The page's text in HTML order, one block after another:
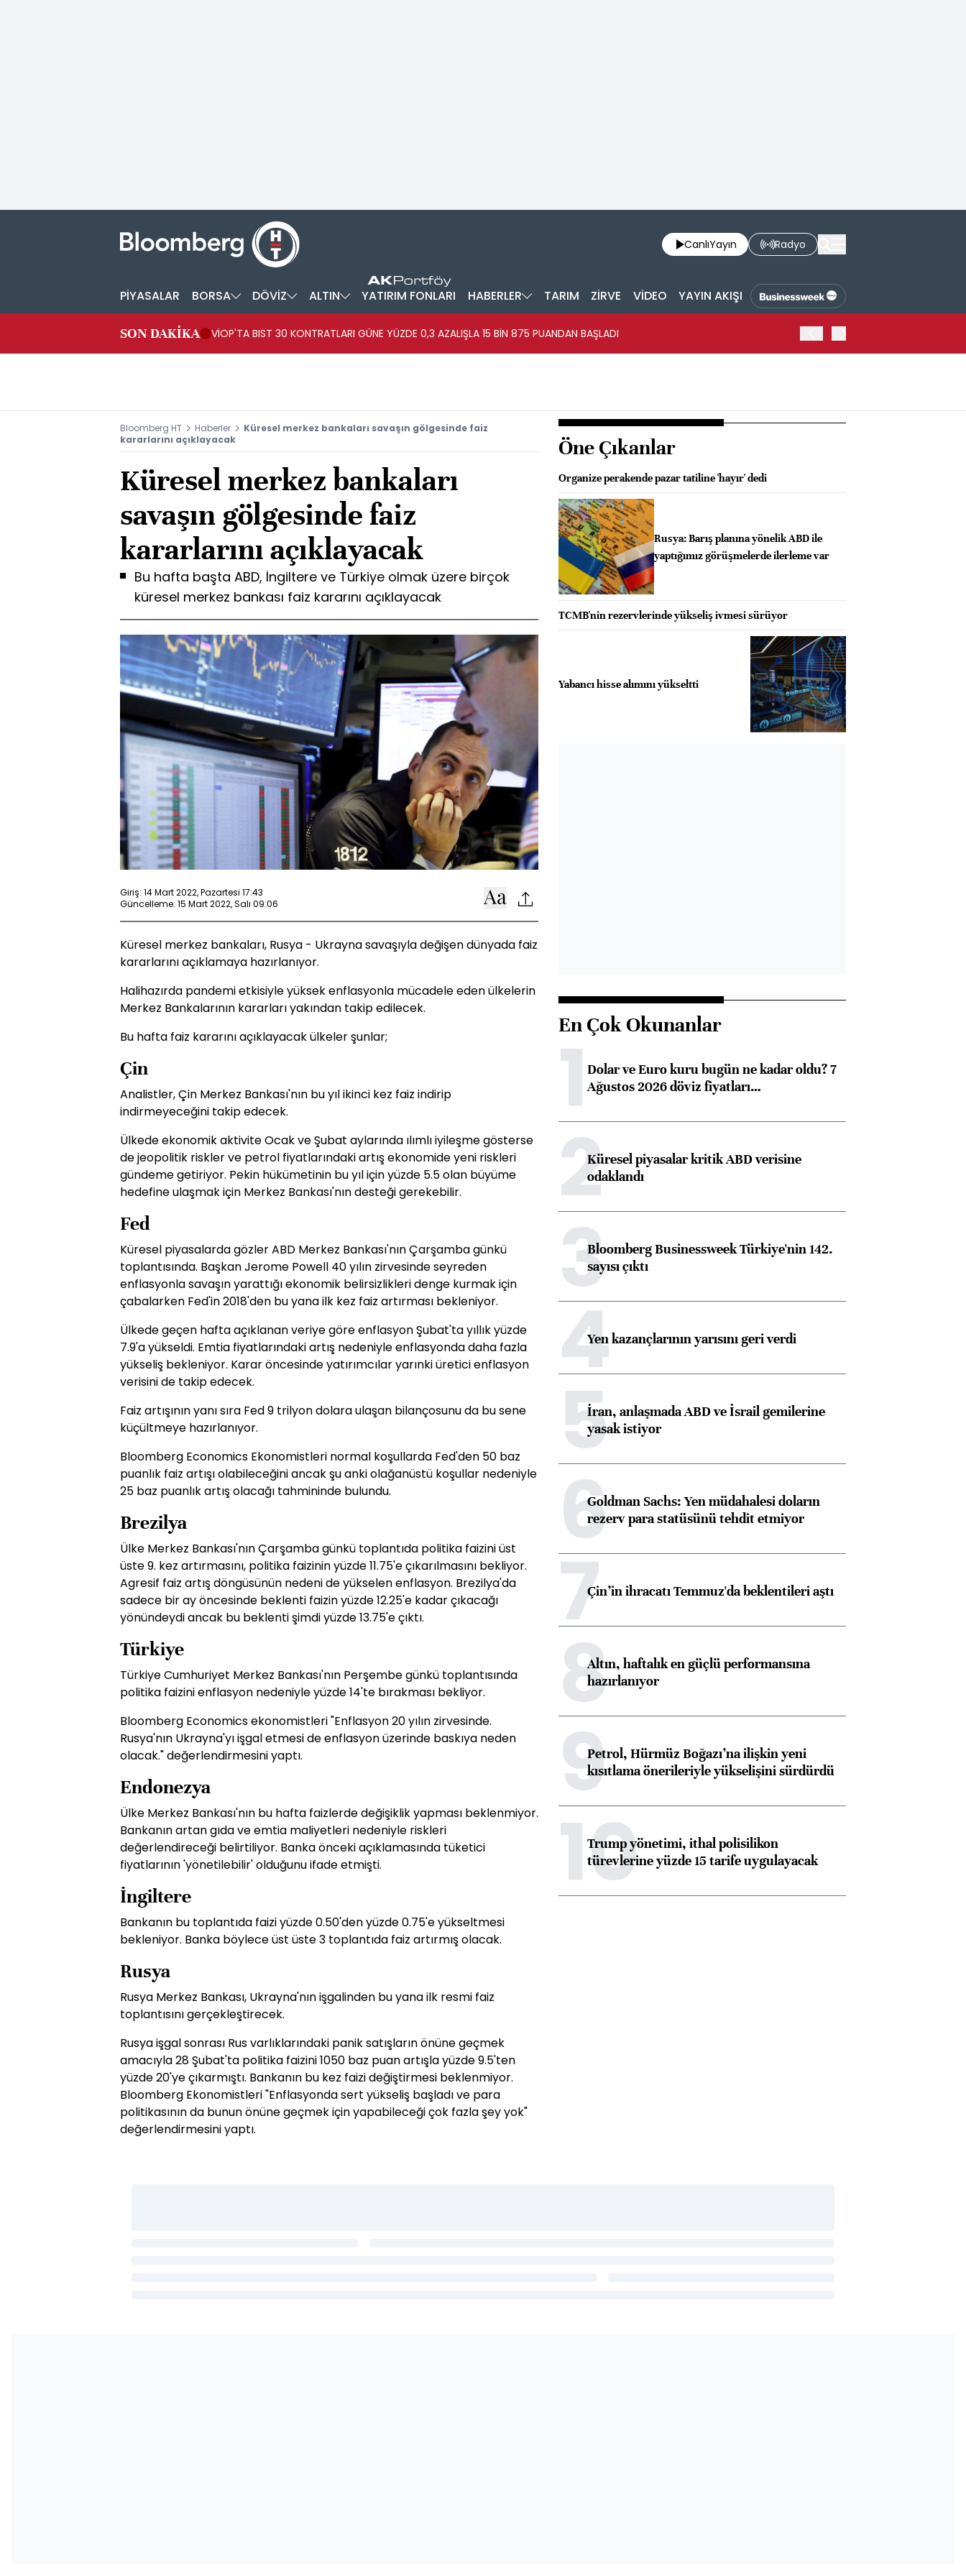
CanlıYayın Radyo
PİYASALAR BORSA DÖVİZ ALTIN YATIRIM FONLARI HABERLER TARIM ZİRVE VİDEO YAYIN AKIŞI
SON DAKİKA VİOP'TA BIST 30 KONTRATLARI GÜNE YÜZDE 0,3 AZALIŞLA 15 BİN 875 PUANDAN BAŞLADI
Bloomberg HT Haberler
Küresel merkez bankaları savaşın gölgesinde faiz
kararlarını açıklayacak
Küresel merkez bankaları
savaşın gölgesinde faiz
kararlarını açıklayacak
Bu hafta başta ABD, İngiltere ve Türkiye olmak üzere birçok
küresel merkez bankası faiz kararını açıklayacak
Giriş: 14 Mart 2022, Pazartesi 17:43
Güncelleme: 15 Mart 2022, Salı 09:06
Küresel merkez bankaları, Rusya - Ukrayna savaşıyla değişen dünyada faiz
kararlarını açıklamaya hazırlanıyor.
Halihazırda pandemi etkisiyle yüksek enflasyonla mücadele eden ülkelerin
Merkez Bankalarının kararları yakından takip edilecek.
Bu hafta faiz kararını açıklayacak ülkeler şunlar;
Çin
Analistler, Çin Merkez Bankası'nın bu yıl ikinci kez faiz indirip
indirmeyeceğini takip edecek.
Ülkede ekonomik aktivite Ocak ve Şubat aylarında ılımlı iyileşme gösterse
de jeopolitik riskler ve petrol fiyatlarındaki artış ekonomide yeni riskleri
gündeme getiriyor. Pekin hükümetinin bu yıl için yüzde 5.5 olan büyüme
hedefine ulaşmak için Merkez Bankası'nın desteği gerekebilir.
Fed
Küresel piyasalarda gözler ABD Merkez Bankası'nın Çarşamba günkü
toplantısında. Başkan Jerome Powell 40 yılın zirvesinde seyreden
enflasyonla savaşın yarattığı ekonomik belirsizlikleri denge kurmak için
çabalarken Fed'in 2018'den bu yana ilk kez faiz artırması bekleniyor.
Ülkede geçen hafta açıklanan veriye göre enflasyon Şubat'ta yıllık yüzde
7.9'a yükseldi. Emtia fiyatlarındaki artış nedeniyle enflasyonda daha fazla
yükseliş bekleniyor. Karar öncesinde yatırımcılar yarınki üretici enflasyon
verisini de takip edecek.
Faiz artışının yanı sıra Fed 9 trilyon dolara ulaşan bilançosunu da bu sene
küçültmeye hazırlanıyor.
Bloomberg Economics Ekonomistleri normal koşullarda Fed'den 50 baz
puanlık faiz artışı olabileceğini ancak şu anki olağanüstü koşullar nedeniyle
25 baz puanlık artış olacağı tahmininde bulundu.
Brezilya
Ülke Merkez Bankası'nın Çarşamba günkü toplantıda politika faizini üst
üste 9. kez artırmasını, politika faizinin yüzde 11.75'e çıkarılmasını bekliyor.
Agresif faiz artış döngüsünün nedeni de yükselen enflasyon. Brezilya'da
sadece bir ay öncesinde beklenti faizin yüzde 12.25'e kadar çıkacağı
yönündeydi ancak bu beklenti şimdi yüzde 13.75'e çıktı.
Türkiye
Türkiye Cumhuriyet Merkez Bankası'nın Perşembe günkü toplantısında
politika faizini enflasyon nedeniyle yüzde 14'te bırakması bekliyor.
Bloomberg Economics ekonomistleri "Enflasyon 20 yılın zirvesinde.
Rusya'nın Ukrayna'yı işgal etmesi de enflasyon üzerinde baskıya neden
olacak." değerlendirmesini yaptı.
Endonezya
Ülke Merkez Bankası'nın bu hafta faizlerde değişiklik yapması beklenmiyor.
Bankanın artan gıda ve emtia maliyetleri nedeniyle riskleri
değerlendireceği belirtiliyor. Banka önceki açıklamasında tüketici
fiyatlarının 'yönetilebilir' olduğunu ifade etmişti.
İngiltere
Bankanın bu toplantıda faizi yüzde 0.50'den yüzde 0.75'e yükseltmesi
bekleniyor. Banka böylece üst üste 3 toplantıda faiz artırmış olacak.
Rusya
Rusya Merkez Bankası, Ukrayna'nın işgalinden bu yana ilk resmi faiz
toplantısını gerçekleştirecek.
Rusya işgal sonrası Rus varlıklarındaki panik satışların önüne geçmek
amacıyla 28 Şubat'ta politika faizini 1050 baz puan artışla yüzde 9.5'ten
yüzde 20'ye çıkarmıştı. Bankanın bu kez faizi değiştirmesi beklenmiyor.
Bloomberg Ekonomistleri "Enflasyonda sert yükseliş başladı ve para
politikasının da bunun önüne geçmek için yapabileceği çok fazla şey yok"
değerlendirmesini yaptı.
Öne Çıkanlar
Organize perakende pazar tatiline 'hayır' dedi
Rusya: Barış planına yönelik ABD ile
yaptığımız görüşmelerde ilerleme var
TCMB'nin rezervlerinde yükseliş ivmesi sürüyor
Yabancı hisse alımını yükseltti
En Çok Okunanlar
1Dolar ve Euro kuru bugün ne kadar oldu? 7
Ağustos 2026 döviz fiyatları…
2Küresel piyasalar kritik ABD verisine
odaklandı
3Bloomberg Businessweek Türkiye'nin 142.
sayısı çıktı
4Yen kazançlarının yarısını geri verdi
5İran, anlaşmada ABD ve İsrail gemilerine
yasak istiyor
6Goldman Sachs: Yen müdahalesi doların
rezerv para statüsünü tehdit etmiyor
7Çin’in ihracatı Temmuz'da beklentileri aştı
8Altın, haftalık en güçlü performansına
hazırlanıyor
9Petrol, Hürmüz Boğazı’na ilişkin yeni
kısıtlama önerileriyle yükselişini sürdürdü
10
Trump yönetimi, ithal polisilikon
türevlerine yüzde 15 tarife uygulayacak